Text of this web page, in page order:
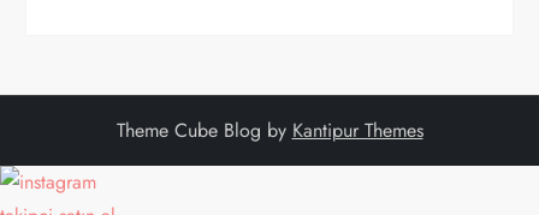
Theme Cube Blog by Kantipur Themes